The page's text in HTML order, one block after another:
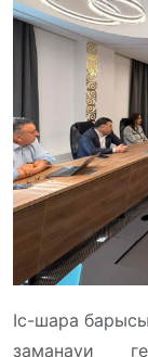
Іс-шара
заманауи